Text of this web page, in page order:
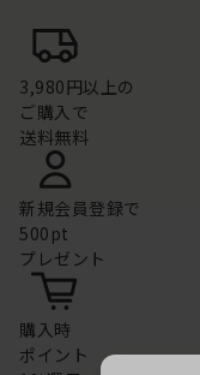
3,980円以上の
ご購入で
送料無料
新規会員登録で
500pt
プレゼント
購入時
ポイント